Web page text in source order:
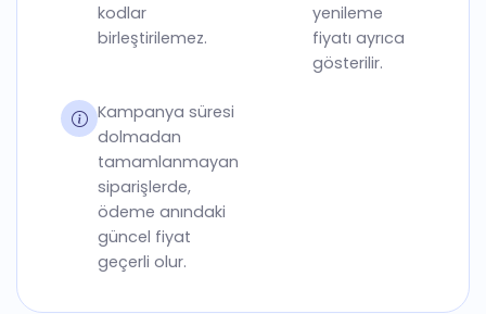
kodlar
birleştirilemez.
yenileme
fiyatı ayrıca
gösterilir.
Kampanya süresi
dolmadan
tamamlanmayan
siparişlerde,
ödeme anındaki
güncel fiyat
geçerli olur.